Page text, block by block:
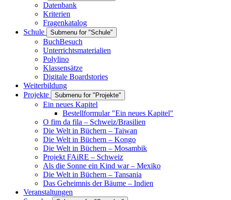
Datenbank
Kriterien
Fragenkatalog
Schule
Submenu for "Schule"
BuchBesuch
Unterrichtsmaterialien
Polylino
Klassensätze
Digitale Boardstories
Weiterbildung
Projekte
Submenu for "Projekte"
Ein neues Kapitel
Bestellformular "Ein neues Kapitel"
O fim da fila – Schweiz/Brasilien
Die Welt in Büchern – Taiwan
Die Welt in Büchern – Kongo
Die Welt in Büchern – Mosambik
Projekt FAiRE – Schweiz
Als die Sonne ein Kind war – Mexiko
Die Welt in Büchern – Tansania
Das Geheimnis der Bäume – Indien
Veranstaltungen